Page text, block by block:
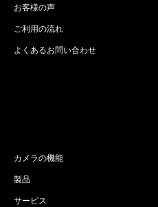
お客様の声
ご利用の流れ
よくあるお問い合わせ
カメラの機能
製品
サービス